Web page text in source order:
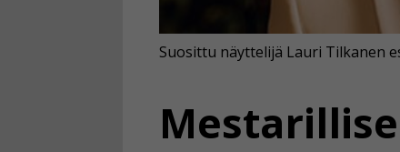
Suosittu näyttelijä Lauri Tilkanen